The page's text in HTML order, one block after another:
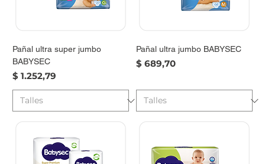
Pañal ultra super jumbo
BABYSEC
Precio
$ 1.252,79
Pañal ultra jumbo BABYSEC
Precio
$ 689,70